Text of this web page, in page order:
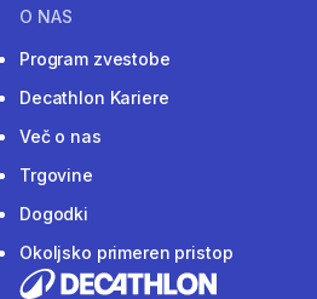
O NAS
Program zvestobe
Decathlon Kariere
Več o nas
Trgovine
Dogodki
Okoljsko primeren pristop